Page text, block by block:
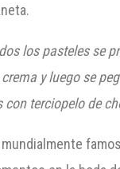
los pasteles se
y luego se
con terciopelo de
mundialmente